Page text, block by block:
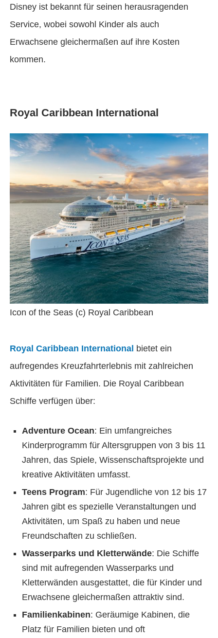
Disney ist bekannt für seinen herausragenden
Service, wobei sowohl Kinder als auch
Erwachsene gleichermaßen auf ihre Kosten
kommen.
Royal Caribbean International
Icon of the Seas (c) Royal Caribbean
Royal Caribbean International bietet ein
aufregendes Kreuzfahrterlebnis mit zahlreichen
Aktivitäten für Familien. Die Royal Caribbean
Schiffe verfügen über:
Adventure Ocean: Ein umfangreiches
Kinderprogramm für Altersgruppen von 3 bis 11
Jahren, das Spiele, Wissenschaftsprojekte und
kreative Aktivitäten umfasst.
Teens Program: Für Jugendliche von 12 bis 17
Jahren gibt es spezielle Veranstaltungen und
Aktivitäten, um Spaß zu haben und neue
Freundschaften zu schließen.
Wasserparks und Kletterwände: Die Schiffe
sind mit aufregenden Wasserparks und
Kletterwänden ausgestattet, die für Kinder und
Erwachsene gleichermaßen attraktiv sind.
Familienkabinen: Geräumige Kabinen, die
Platz für Familien bieten und oft